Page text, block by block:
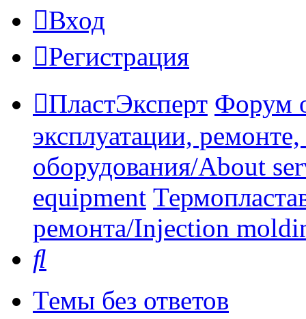
Вход
Регистрация
ПластЭксперт Форум
эксплуатации,
оборудования/About
equipment
ремонта/Injection
Темы без ответов